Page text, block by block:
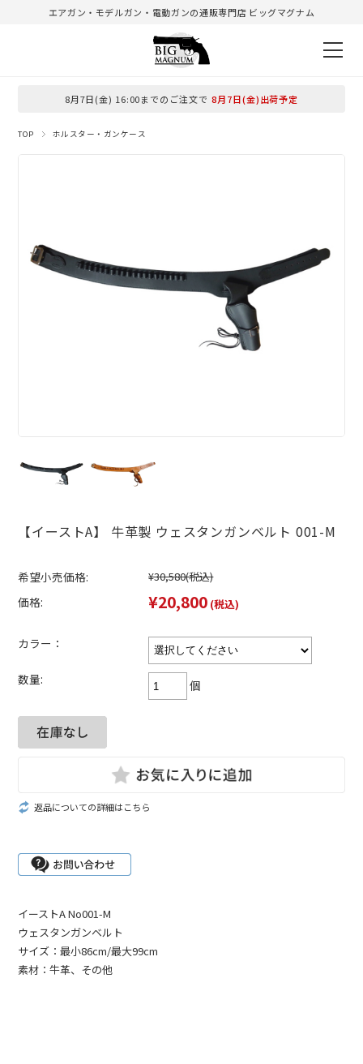
エアガン・モデルガン・電動ガンの通販専門店 ビッグマグナム
8月7日(金) 16:00までのご注文で 8月7日(金)出荷予定
TOP ホルスター・ガンケース
【イーストA】 牛革製 ウェスタンガンベルト 001-M
希望小売価格: ¥30,580(税込)
価格: ¥20,800 (税込)
カラー：
数量: 個
返品についての詳細はこちら
イーストA No001-M
ウェスタンガンベルト
サイズ：最小86cm/最大99cm
素材：牛革、その他